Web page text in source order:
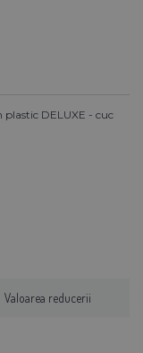
DELUXE - cuc
Valoarea reducerii